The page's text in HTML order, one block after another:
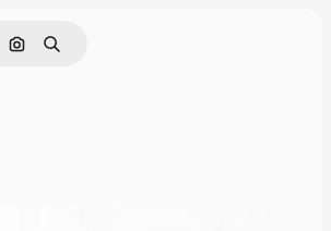
Cerca per immagine
Ricerca